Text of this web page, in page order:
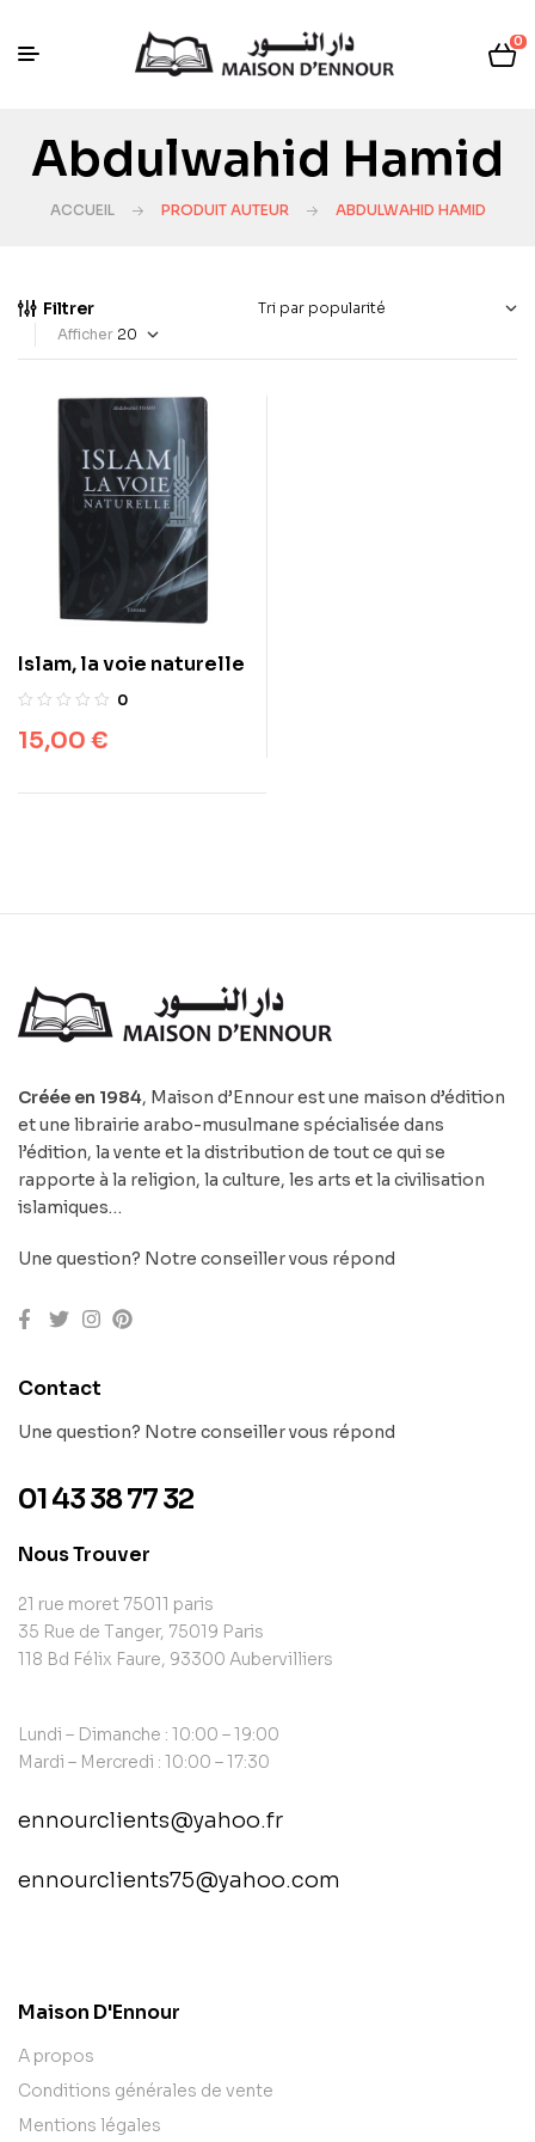
0
Abdulwahid Hamid
ACCUEIL PRODUIT AUTEUR ABDULWAHID HAMID
Filtrer
Afficher
Islam, la voie naturelle
0
15,00 €
Créée en 1984, Maison d’Ennour est une maison d’édition
et une librairie arabo-musulmane spécialisée dans
l’édition, la vente et la distribution de tout ce qui se
rapporte à la religion, la culture, les arts et la civilisation
islamiques…
Une question? Notre conseiller vous répond
Contact
Une question? Notre conseiller vous répond
01 43 38 77 32
Nous Trouver
21 rue moret 75011 paris
35 Rue de Tanger, 75019 Paris
118 Bd Félix Faure, 93300 Aubervilliers
Lundi – Dimanche : 10:00 – 19:00
Mardi – Mercredi : 10:00 – 17:30
ennourclients@yahoo.fr
ennourclients75@yahoo.com
Maison D'Ennour
A propos
Conditions générales de vente
Mentions légales